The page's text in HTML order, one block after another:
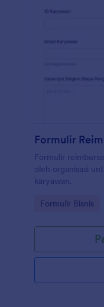
Formulir
oleh organisasi
karyawan.
Go to Category:
Formulir Bisnis